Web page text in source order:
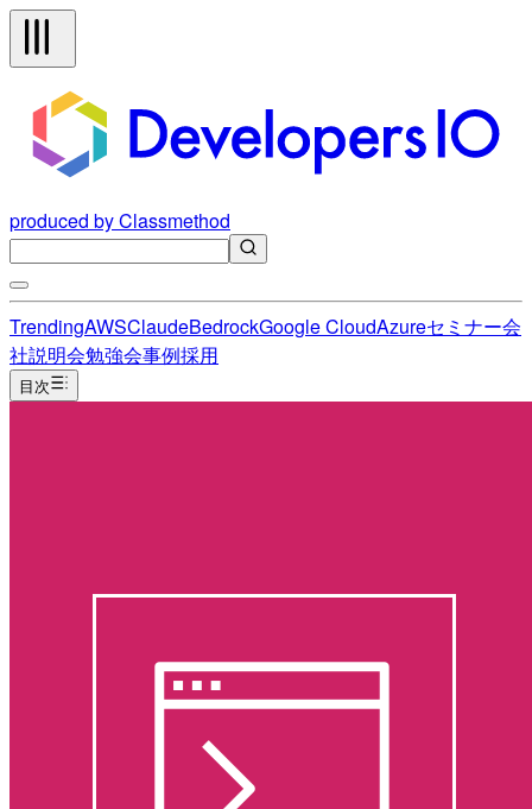
produced by Classmethod
TrendingAWSClaudeBedrockGoogle CloudAzureセミナー会
社説明会勉強会事例採用
目次